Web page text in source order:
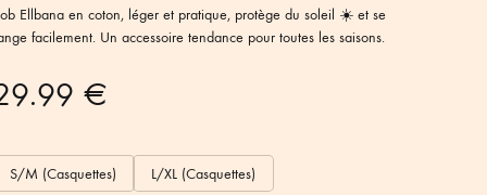
Ellbana en coton, léger et pratique, protège du soleil ☀️ et se
facilement. Un accessoire tendance pour toutes les saisons.
€
S/M (Casquettes) L/XL (Casquettes)